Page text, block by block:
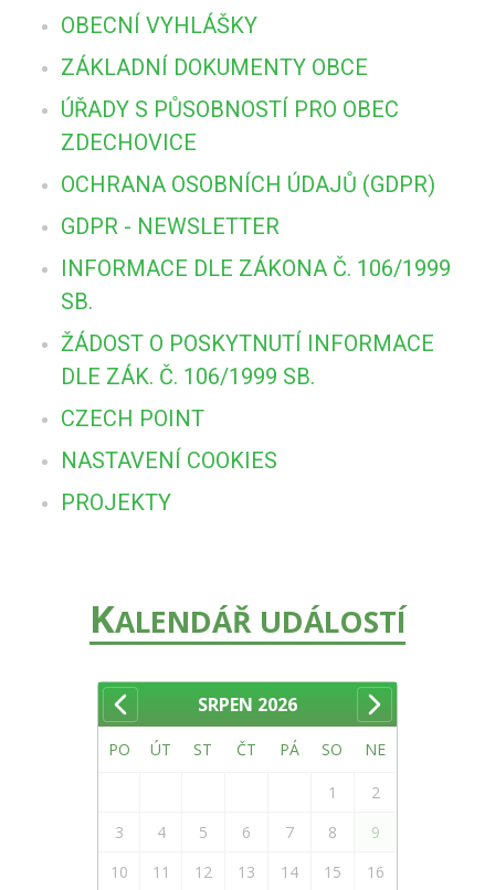
OBECNÍ VYHLÁŠKY
ZÁKLADNÍ DOKUMENTY OBCE
ÚŘADY S PŮSOBNOSTÍ PRO OBEC
ZDECHOVICE
OCHRANA OSOBNÍCH ÚDAJŮ (GDPR)
GDPR - NEWSLETTER
INFORMACE DLE ZÁKONA Č. 106/1999
SB.
ŽÁDOST O POSKYTNUTÍ INFORMACE
DLE ZÁK. Č. 106/1999 SB.
CZECH POINT
NASTAVENÍ COOKIES
PROJEKTY
KALENDÁŘ UDÁLOSTÍ
SRPEN 2026
PO ÚT ST ČT PÁ SO NE
1
2
3
4 5 6 7 8
9
10
11 12 13 14 15
16